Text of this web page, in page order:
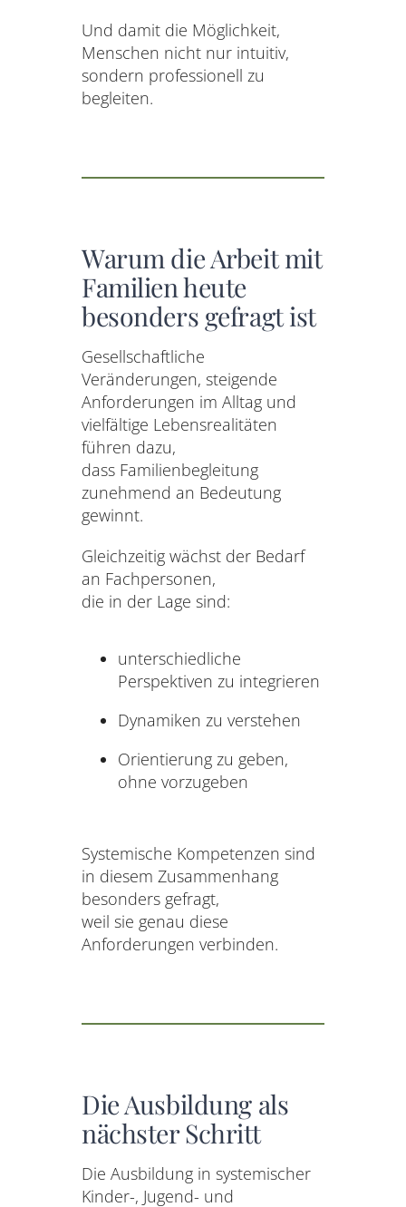
Und damit die Möglichkeit,
Menschen nicht nur intuitiv,
sondern professionell zu
begleiten.
Warum die Arbeit mit
Familien heute
besonders gefragt ist
Gesellschaftliche
Veränderungen, steigende
Anforderungen im Alltag und
vielfältige Lebensrealitäten
führen dazu,
dass Familienbegleitung
zunehmend an Bedeutung
gewinnt.
Gleichzeitig wächst der Bedarf
an Fachpersonen,
die in der Lage sind:
unterschiedliche
Perspektiven zu integrieren
Dynamiken zu verstehen
Orientierung zu geben,
ohne vorzugeben
Systemische Kompetenzen sind
in diesem Zusammenhang
besonders gefragt,
weil sie genau diese
Anforderungen verbinden.
Die Ausbildung als
nächster Schritt
Die Ausbildung in systemischer
Kinder-, Jugend- und